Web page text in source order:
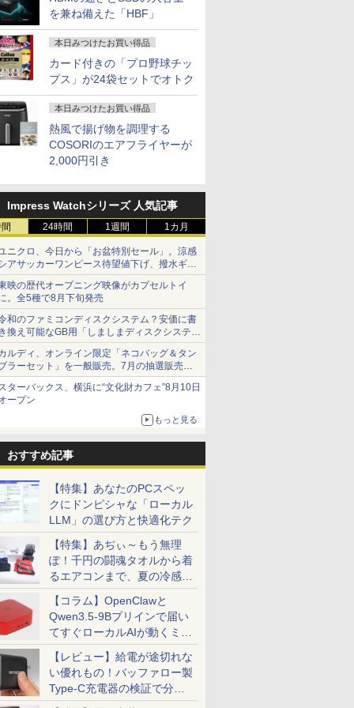
を兼ね備えた「HBF」
本日みつけたお買い得品
カード付きの「プロ野球チッ
プス」が24袋セットでオトク
本日みつけたお買い得品
熱風で揚げ物を調理する
COSORIのエアフライヤーが
2,000円引き
Impress Watchシリーズ 人気記事
24時間 1週間 1カ月
ニクロ、今日から「お盆特別セール」。涼感
アサッカーワンピース待望値下げ、撥水ギア
ョーツは1990円に
映の歴代オープニング映像がカプセルトイ
。全5種で8月下旬発売
和のファミコンディスクシステム？安価に書
換え可能なGB用「しましまディスクシステ
」
ルディ、オンライン限定「ネコバッグ＆タン
ラーセット」を一般販売。7月の抽選販売の
選無効分
ターバックス、横浜に“文化財カフェ”8月10日
ープン
もっと見る
おすすめ記事
【特集】あなたのPCスペッ
クにドンピシャな「ローカル
LLM」の選び方と快適化テク
【特集】あぢぃ～もう無理
ぽ！千円の闘魂タオルから着
るエアコンまで、夏の冷感グ
ッズ一挙紹介
【コラム】OpenClawと
Qwen3.5-9Bプリインで届い
てすぐローカルAIが動くミニ
PC「SER9 Pro」
【レビュー】給電が途切れな
い優れもの！バッファロー製
Type-C充電器の検証で分か
ったこと